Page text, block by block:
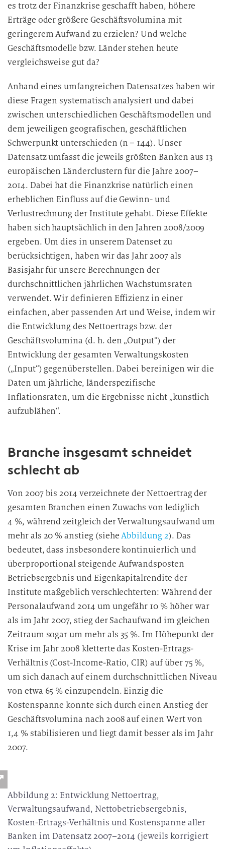
es trotz der Finanzkrise geschafft haben, höhere
Erträge oder größere Geschäftsvolumina mit
geringerem Aufwand zu erzielen? Und welche
Geschäftsmodelle bzw. Länder stehen heute
vergleichsweise gut da?
Anhand eines umfangreichen Datensatzes haben wir
diese Fragen systematisch analysiert und dabei
zwischen unterschiedlichen Geschäftsmodellen und
dem jeweiligen geografischen, geschäftlichen
Schwerpunkt unterschieden (n = 144). Unser
Datensatz umfasst die jeweils größten Banken aus 13
europäischen Länderclustern für die Jahre 2007–
2014. Dabei hat die Finanzkrise natürlich einen
erheblichen Einfluss auf die Gewinn- und
Verlustrechnung der Institute gehabt. Diese Effekte
haben sich hauptsächlich in den Jahren 2008/2009
ergeben. Um dies in unserem Datenset zu
berücksichtigen, haben wir das Jahr 2007 als
Basisjahr für unsere Berechnungen der
durchschnittlichen jährlichen Wachstumsraten
verwendet. Wir definieren Effizienz in einer
einfachen, aber passenden Art und Weise, indem wir
die Entwicklung des Nettoertrags bzw. der
Geschäftsvolumina (d. h. den „Output“) der
Entwicklung der gesamten Verwaltungskosten
(„Input“) gegenüberstellen. Dabei bereinigen wir die
Daten um jährliche, länderspezifische
Inflationsraten, um die Ergebnisse nicht „künstlich
aufzublähen“.
Branche insgesamt schneidet
schlecht ab
Von 2007 bis 2014 verzeichnete der Nettoertrag der
gesamten Branchen einen Zuwachs von lediglich
4 %, während zeitgleich der Verwaltungsaufwand um
mehr als 20 % anstieg (sieheAbbildung 2). Das
bedeutet, dass insbesondere kontinuierlich und
überproportional steigende Aufwandsposten
Betriebsergebnis und Eigenkapitalrendite der
Institute maßgeblich verschlechterten: Während der
Personalaufwand 2014 um ungefähr 10 % höher war
als im Jahr 2007, stieg der Sachaufwand im gleichen
Zeitraum sogar um mehr als 35 %. Im Höhepunkt der
Krise im Jahr 2008 kletterte das Kosten-Ertrags-
Verhältnis (Cost-Income-Ratio, CIR) auf über 75 %,
um sich danach auf einem durchschnittlichen Niveau
von etwa 65 % einzupendeln. Einzig die
Kostenspanne konnte sich durch einen Anstieg der
Geschäftsvolumina nach 2008 auf einen Wert von
1,4 % stabilisieren und liegt damit besser als im Jahr
2007.
Abbildung 2: Entwicklung Nettoertrag,
Verwaltungsaufwand, Nettobetriebsergebnis,
Kosten-Ertrags-Verhältnis und Kostenspanne aller
Banken im Datensatz 2007–2014 (jeweils korrigiert